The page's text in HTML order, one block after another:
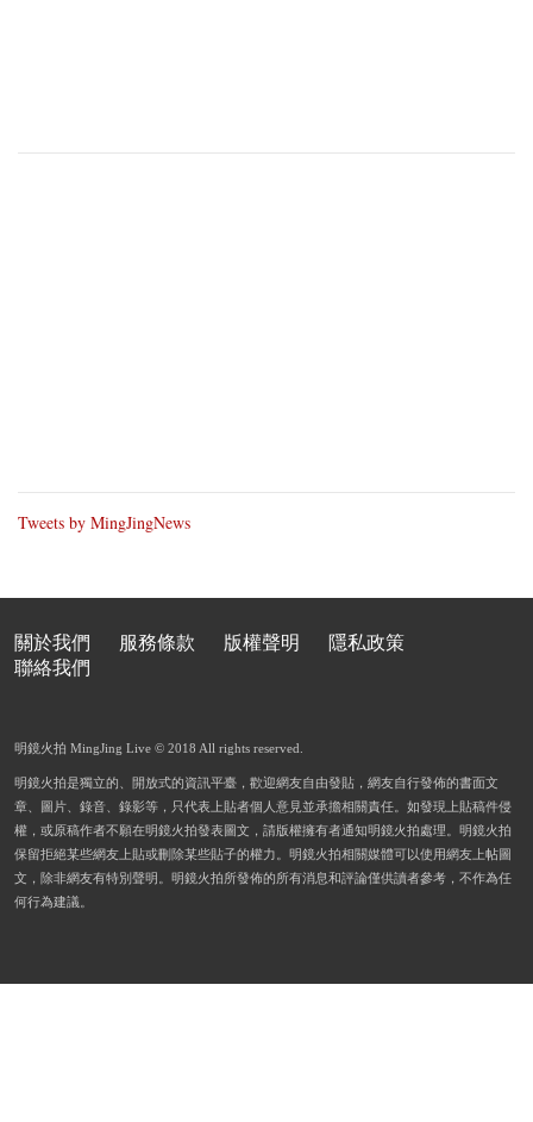
Tweets by MingJingNews
關於我們 服務條款 版權聲明
隱私政策
聯絡我們
明鏡火拍 MingJing Live © 2018 All rights reserved.
明鏡火拍是獨立的、開放式的資訊平臺，歡迎網友自由發貼，網友自行發佈的書面文
章、圖片、錄音、錄影等，只代表上貼者個人意見並承擔相關責任。如發現上貼稿件侵
權，或原稿作者不願在明鏡火拍發表圖文，請版權擁有者通知明鏡火拍處理。明鏡火拍
保留拒絕某些網友上貼或刪除某些貼子的權力。明鏡火拍相關媒體可以使用網友上帖圖
文，除非網友有特別聲明。明鏡火拍所發佈的所有消息和評論僅供讀者參考，不作為任
何行為建議。